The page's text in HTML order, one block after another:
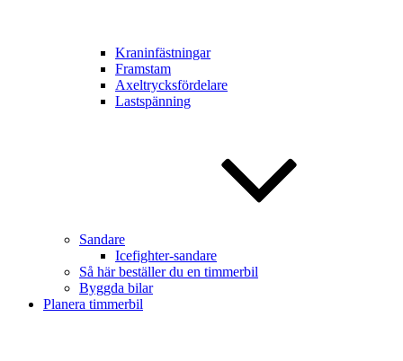
Kraninfästningar
Framstam
Axeltrycksfördelare
Lastspänning
Sandare
Icefighter-sandare
Så här beställer du en timmerbil
Byggda bilar
Planera timmerbil